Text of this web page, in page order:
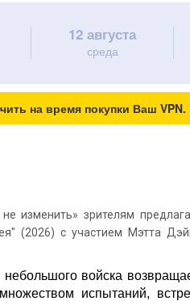
12 августа
среда
на время покупки Ваш VPN.
изменить» зрителям
(2026) с участием Мэтта
войска
испытаний,